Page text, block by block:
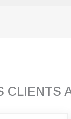
CLIENTS